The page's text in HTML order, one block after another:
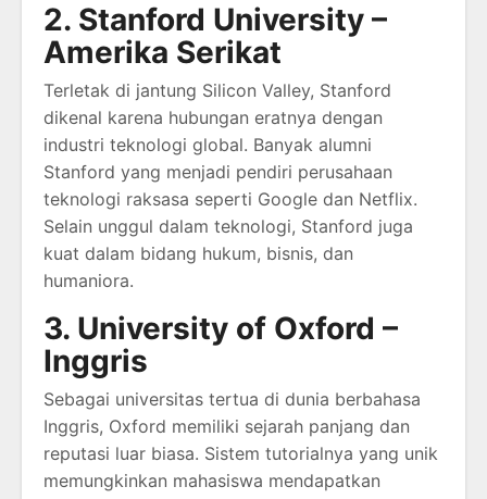
2. Stanford University –
Amerika Serikat
Terletak di jantung Silicon Valley, Stanford
dikenal karena hubungan eratnya dengan
industri teknologi global. Banyak alumni
Stanford yang menjadi pendiri perusahaan
teknologi raksasa seperti Google dan Netflix.
Selain unggul dalam teknologi, Stanford juga
kuat dalam bidang hukum, bisnis, dan
humaniora.
3. University of Oxford –
Inggris
Sebagai universitas tertua di dunia berbahasa
Inggris, Oxford memiliki sejarah panjang dan
reputasi luar biasa. Sistem tutorialnya yang unik
memungkinkan mahasiswa mendapatkan